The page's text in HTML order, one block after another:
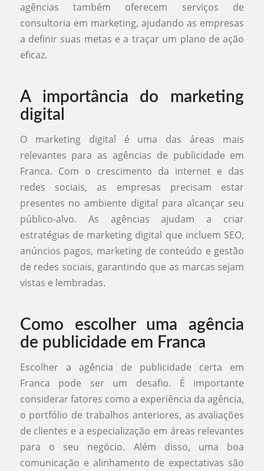
agências também oferecem serviços de
consultoria em marketing, ajudando as empresas
a definir suas metas e a traçar um plano de ação
eficaz.
A importância do marketing
digital
O marketing digital é uma das áreas mais
relevantes para as agências de publicidade em
Franca. Com o crescimento da internet e das
redes sociais, as empresas precisam estar
presentes no ambiente digital para alcançar seu
público-alvo. As agências ajudam a criar
estratégias de marketing digital que incluem SEO,
anúncios pagos, marketing de conteúdo e gestão
de redes sociais, garantindo que as marcas sejam
vistas e lembradas.
Como escolher uma agência
de publicidade em Franca
Escolher a agência de publicidade certa em
Franca pode ser um desafio. É importante
considerar fatores como a experiência da agência,
o portfólio de trabalhos anteriores, as avaliações
de clientes e a especialização em áreas relevantes
para o seu negócio. Além disso, uma boa
comunicação e alinhamento de expectativas são